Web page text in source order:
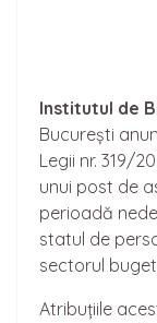
Institutul de
București
Legii nr. 319/
unui post de
perioadă
statul de
sectorul
Atribuțiile